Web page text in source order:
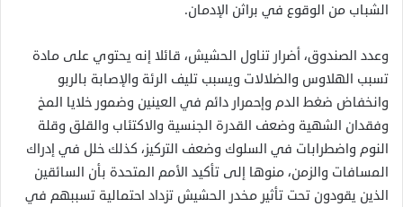
الشباب من الوقوع في براثن الإدمان.
وعدد الصندوق، أضرار تناول الحشيش، قائلا إنه يحتوي على مادة
تسبب الهلاوس والضلالات ويسبب تليف الرئة والإصابة بالربو
وانخفاض ضغط الدم وإحمرار دائم في العينين وضمور خلايا المخ
وفقدان الشهية وضعف القدرة الجنسية والاكتئاب والقلق وقلة
النوم واضطرابات في السلوك وضعف التركيز، كذلك خلل في إدراك
المسافات والزمن، منوها إلى تأكيد الأمم المتحدة بأن السائقين
الذين يقودون تحت تأثير مخدر الحشيش تزداد احتمالية تسببهم في